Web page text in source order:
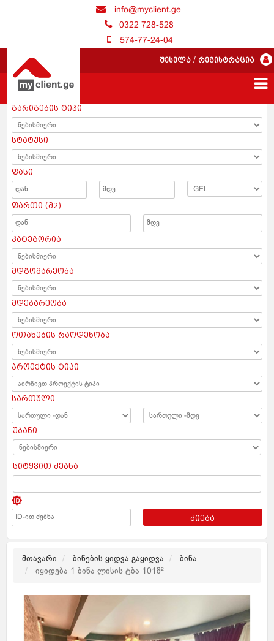
info@myclient.ge
0322 728-528
574-77-24-04
შესვლა / რეგისტრაცია
გარიგების ტიპი
სტატუსი
ფასი
ფართი (მ2)
კატეგორია
მდგომარეობა
მდებარეობა
ოთახების რაოდენობა
პროექტის ტიპი
სართული
უბანი
სიტყვით ძებნა
ძიება
მთავარი ბინების ყიდვა გაყიდვა
ბინა
იყიდება 1 ბინა ლისის ტბა 101მ²